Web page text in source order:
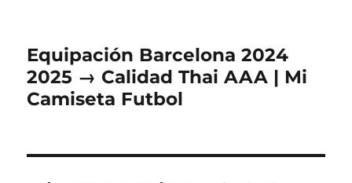
Equipación Barcelona 2024
2025 → Calidad Thai AAA | Mi
Camiseta Futbol